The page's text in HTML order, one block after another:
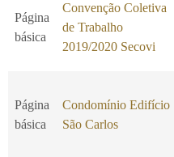
Página
básica
Convenção Coletiva
de Trabalho
2019/2020 Secovi
Página
básica
Condomínio Edifício
São Carlos